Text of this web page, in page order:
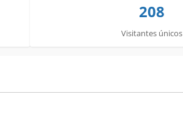
208
Visitantes únicos